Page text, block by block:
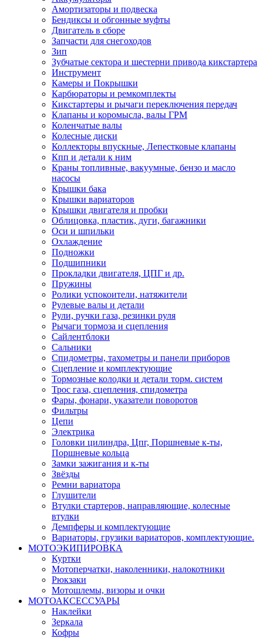
Амортизаторы и подвеска
Бендиксы и обгонные муфты
Двигатель в сборе
Запчасти для снегоходов
Зип
Зубчатые сектора и шестерни привода кикстартера
Инструмент
Камеры и Покрышки
Карбюраторы и ремкомплекты
Кикстартеры и рычаги переключения передач
Клапаны и коромысла, валы ГРМ
Коленчатые валы
Колесные диски
Коллекторы впускные, Лепестковые клапаны
Кпп и детали к ним
Краны топливные, вакуумные, бензо и масло
насосы
Крышки бака
Крышки вариаторов
Крышки двигателя и пробки
Облицовка, пластик, дуги, багажники
Оси и шпильки
Охлаждение
Подножки
Подшипники
Прокладки двигателя, ЦПГ и др.
Пружины
Ролики успокоители, натяжители
Рулевые валы и детали
Рули, ручки газа, резинки руля
Рычаги тормоза и сцепления
Сайлентблоки
Сальники
Спидометры, тахометры и панели приборов
Сцепление и комплектующие
Тормозные колодки и детали торм. систем
Трос газа, сцепления, спидометра
Фары, фонари, указатели поворотов
Фильтры
Цепи
Электрика
Головки цилиндра, Цпг, Поршневые к-ты,
Поршневые кольца
Замки зажигания и к-ты
Звёзды
Ремни вариатора
Глушители
Втулки стартеров, направляющие, колесные
втулки
Демпферы и комплектующие
Вариаторы, грузики вариаторов, комплектующие.
МОТОЭКИПИРОВКА
Куртки
Мотоперчатки, наколенники, налокотники
Рюкзаки
Мотошлемы, визоры и очки
МОТОАКСЕССУАРЫ
Наклейки
Зеркала
Кофры